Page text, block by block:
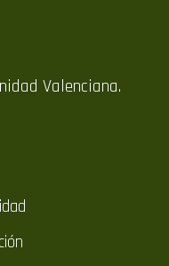
Valenciana.